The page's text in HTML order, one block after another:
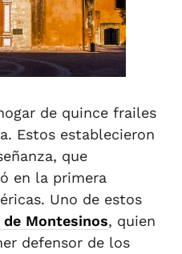
de quince frailes
. Estos establecieron
que
en la primera
Uno de estos
de Montesinos, quien
defensor de los